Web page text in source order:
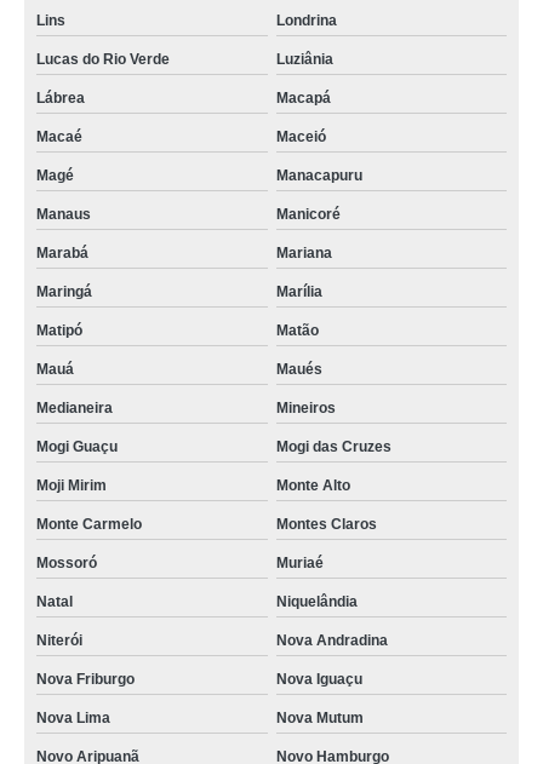
Lins Londrina
Lucas do Rio Verde Luziânia
Lábrea Macapá
Macaé Maceió
Magé Manacapuru
Manaus Manicoré
Marabá Mariana
Maringá Marília
Matipó Matão
Mauá Maués
Medianeira Mineiros
Mogi Guaçu Mogi das Cruzes
Moji Mirim Monte Alto
Monte Carmelo Montes Claros
Mossoró Muriaé
Natal Niquelândia
Niterói Nova Andradina
Nova Friburgo Nova Iguaçu
Nova Lima Nova Mutum
Novo Aripuanã Novo Hamburgo